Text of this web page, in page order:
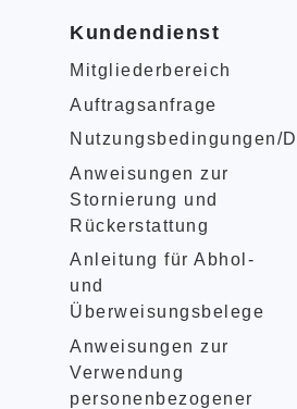
Kundendienst
Mitgliederbereich
Auftragsanfrage
Nutzungsbedingungen/
Anweisungen zur
Stornierung und
Rückerstattung
Anleitung für Abhol-
und
Überweisungsbelege
Anweisungen zur
Verwendung
personenbezogener